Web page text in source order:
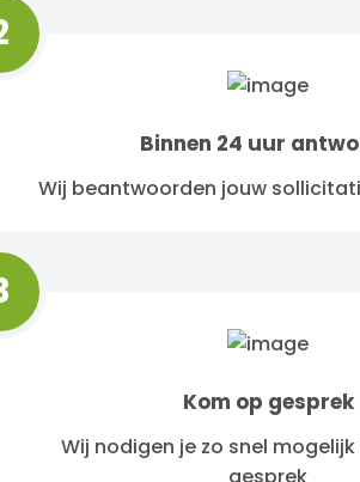
Binnen 24 uur
Wij beantwoorden jouw
Kom op gesprek
Wij nodigen je zo snel